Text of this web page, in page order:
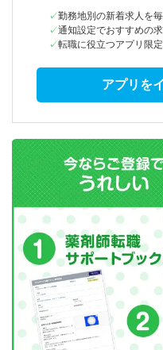
勤務地別の新着求人を
通知設定でおすすめの
転職に役立つアプリ限
アプリを